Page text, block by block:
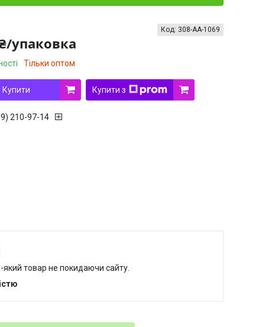
упаковка
Тільки оптом
Код: 308-AA-1069
Купити Купити з
210-97-14
який товар не покидаючи сайту.